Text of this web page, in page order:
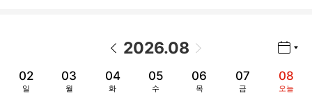
2026.08
02
일
03
월
04
화
05
수
06
목
07
금
08
오늘